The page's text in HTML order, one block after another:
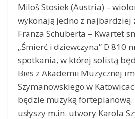
Miloš Stosiek (Austria) –
wykonają jedno z najbardziej
Franza Schuberta – Kwartet
„Śmierć i dziewczyna” D 810
spotkania, w której solistą
Bies z Akademii Muzycznej
Szymanowskiego w
będzie muzyką fortepianową.
usłyszy m.in. utwory Karola